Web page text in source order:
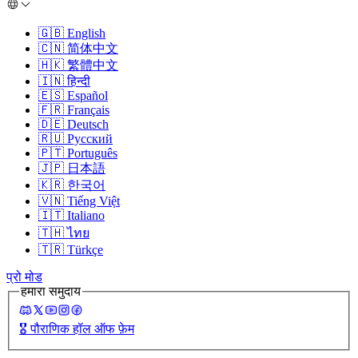
🇬🇧 English
🇨🇳 简体中文
🇭🇰 繁體中文
🇮🇳 हिन्दी
🇪🇸 Español
🇫🇷 Français
🇩🇪 Deutsch
🇷🇺 Русский
🇵🇹 Português
🇯🇵 日本語
🇰🇷 한국어
🇻🇳 Tiếng Việt
🇮🇹 Italiano
🇹🇭 ไทย
🇹🇷 Türkçe
प्रो मोड
हमारा समुदाय
🎖️पौराणिक हॉल ऑफ फ़ेम